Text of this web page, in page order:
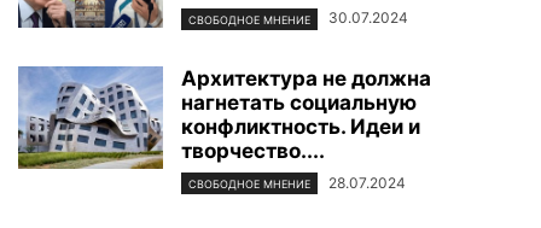
СВОБОДНОЕ МНЕНИЕ 30.07.2024
Архитектура не должна
нагнетать социальную
конфликтность. Идеи и
творчество....
СВОБОДНОЕ МНЕНИЕ 28.07.2024